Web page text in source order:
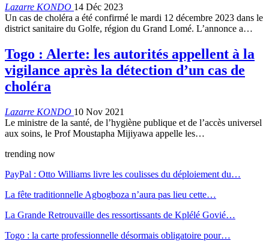
Lazarre KONDO 14 Déc 2023
Un cas de choléra a été confirmé le mardi 12 décembre 2023 dans le
district sanitaire du Golfe, région du Grand Lomé. L’annonce a…
Togo : Alerte: les autorités appellent à la
vigilance après la détection d’un cas de
choléra
Lazarre KONDO 10 Nov 2021
Le ministre de la santé, de l’hygiène publique et de l’accès universel
aux soins, le Prof Moustapha Mijiyawa appelle les…
trending now
PayPal : Otto Williams livre les coulisses du déploiement du…
La fête traditionnelle Agbogboza n’aura pas lieu cette…
La Grande Retrouvaille des ressortissants de Kplélé Govié…
Togo : la carte professionnelle désormais obligatoire pour…